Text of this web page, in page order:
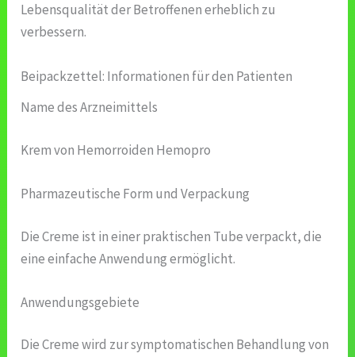
Lebensqualität der Betroffenen erheblich zu
verbessern.
Beipackzettel: Informationen für den Patienten
Name des Arzneimittels
Krem von Hemorroiden Hemopro
Pharmazeutische Form und Verpackung
Die Creme ist in einer praktischen Tube verpackt, die
eine einfache Anwendung ermöglicht.
Anwendungsgebiete
Die Creme wird zur symptomatischen Behandlung von